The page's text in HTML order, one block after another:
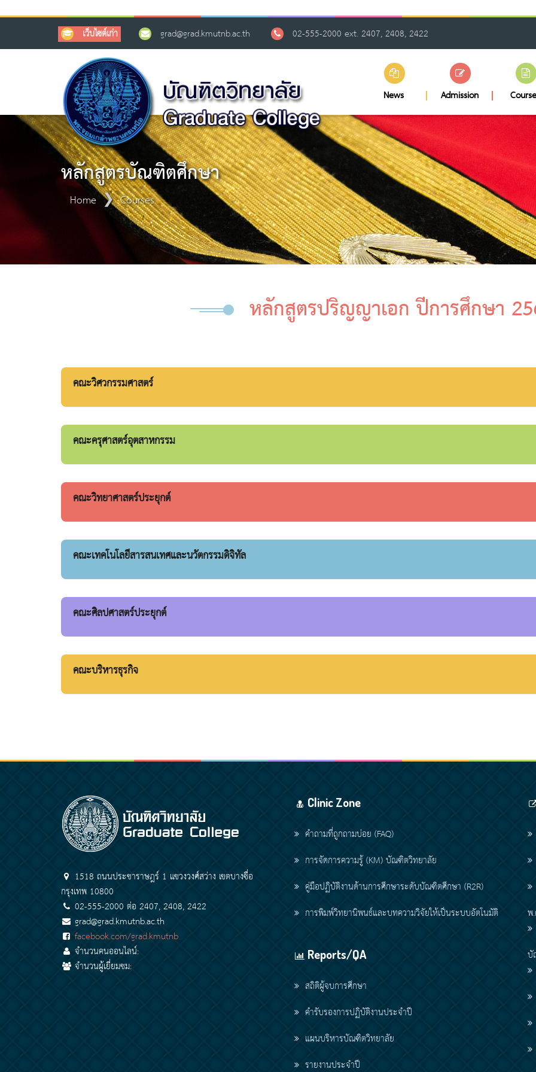
เว็บไซต์เก่า grad@grad.kmutnb.ac.th 02-555-2000 ext. 2407, 2408, 2422
News Admission
หลักสูตรบัณฑิตศึกษา
Home Courses
หลักสูตรปริญญาเอก ปีการศึกษา
คณะวิศวกรรมศาสตร์
คณะครุศาสตร์อุตสาหกรรม
คณะวิทยาศาสตร์ประยุกต์
คณะเทคโนโลยีสารสนเทศและนวัตกรรมดิจิทัล
คณะศิลปศาสตร์ประยุกต์
คณะบริหารธุรกิจ
1518 ถนนประชาราษฎร์ 1 แขวงวงศ์สว่าง เขตบางซื่อ
กรุงเทพ 10800
02-555-2000 ต่อ 2407, 2408, 2422
grad@grad.kmutnb.ac.th
facebook.com/grad.kmutnb
จำนวนคนออนไลน์:
จำนวนผู้เยี่ยมชม:
Clinic Zone
คำถามที่ถูกถามบ่อย (FAQ)
การจัดการความรู้ (KM) บัณฑิตวิทยาลัย
คู่มือปฏิบัติงานด้านการศึกษาระดับบัณฑิตศึกษา (R2R)
การพิมพ์วิทยานิพนธ์และบทความวิจัยให้เป็นระบบอัตโนมัติ
Reports/QA
สถิติผู้จบการศึกษา
คำรับรองการปฏิบัติงานประจำปี
แผนบริหารบัณฑิตวิทยาลัย
รายงานประจำปี
พ
บั